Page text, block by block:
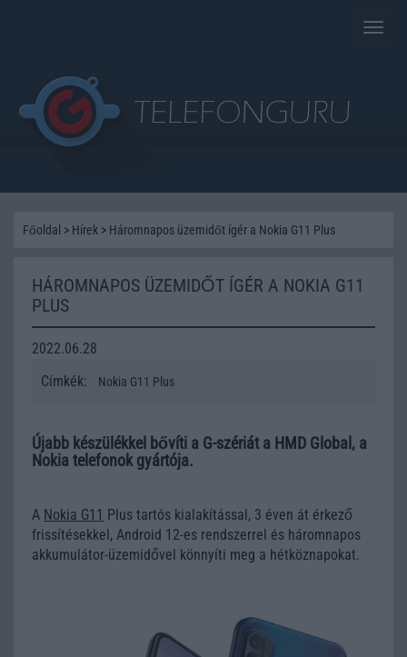
Toggle
Főoldal > Hírek > Háromnapos üzemidőt ígér a Nokia G11 Plus
HÁROMNAPOS ÜZEMIDŐT ÍGÉR A NOKIA G11
PLUS
2022.06.28
Címkék:
Nokia G11 Plus
Újabb készülékkel bővíti a G-szériát a HMD Global, a
Nokia telefonok gyártója.
A Nokia G11 Plus tartós kialakítással, 3 éven át érkező
frissítésekkel, Android 12-es rendszerrel és háromnapos
akkumulátor-üzemidővel könnyíti meg a hétköznapokat.